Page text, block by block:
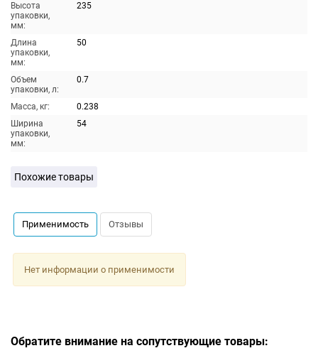
Высота
упаковки,
мм:
235
Длина
упаковки,
мм:
50
Объем
упаковки, л:
0.7
Масса, кг:
0.238
Ширина
упаковки,
мм:
54
Похожие товары
Применимость Отзывы
Нет информации о применимости
Обратите внимание на сопутствующие товары: